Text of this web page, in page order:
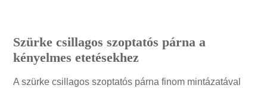
Szürke csillagos szoptatós párna a
kényelmes etetésekhez
A szürke csillagos szoptatós párna finom mintázatával